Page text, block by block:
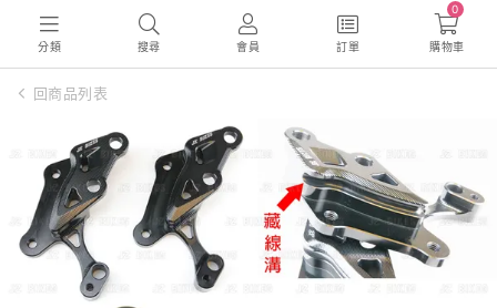
分類 搜尋 會員 訂單
0
購物車
回商品列表